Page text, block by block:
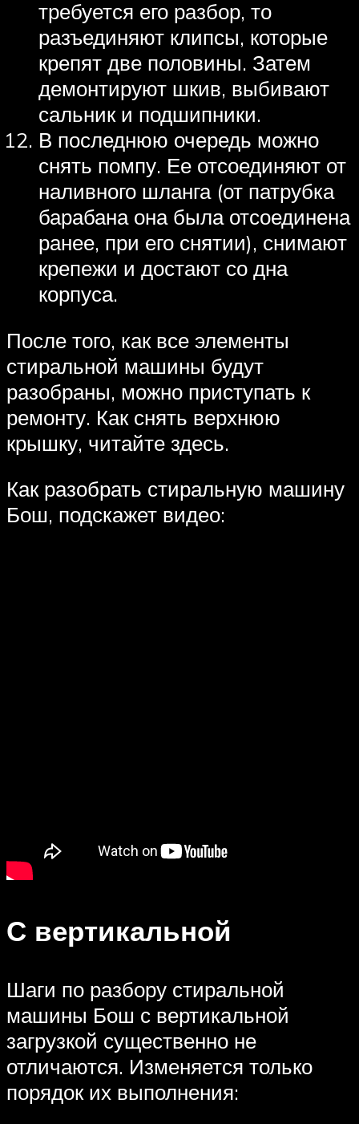
требуется его разбор, то
разъединяют клипсы, которые
крепят две половины. Затем
демонтируют шкив, выбивают
сальник и подшипники.
В последнюю очередь можно
снять помпу. Ее отсоединяют от
наливного шланга (от патрубка
барабана она была отсоединена
ранее, при его снятии), снимают
крепежи и достают со дна
корпуса.
После того, как все элементы
стиральной машины будут
разобраны, можно приступать к
ремонту. Как снять верхнюю
крышку, читайте здесь.
Как разобрать стиральную машину
Бош, подскажет видео:
С вертикальной
Шаги по разбору стиральной
машины Бош с вертикальной
загрузкой существенно не
отличаются. Изменяется только
порядок их выполнения: